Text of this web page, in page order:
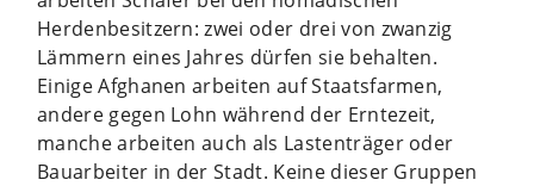
Herdenbesitzern: zwei oder drei von zwanzig
Lämmern eines Jahres dürfen sie behalten.
Einige Afghanen arbeiten auf Staatsfarmen,
andere gegen Lohn während der Erntezeit,
manche arbeiten auch als Lastenträger oder
Bauarbeiter in der Stadt. Keine dieser Gruppen